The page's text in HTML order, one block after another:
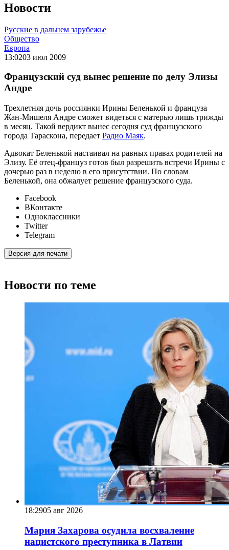
Новости
Русские в дальнем зарубежье
Общество
Европа
13:0203 июл 2009
Французский суд вынес решение по делу Элизы
Андре
Трехлетняя дочь россиянки Ирины Беленькой и француза
Жан-Мишеля Андре сможет видеться с матерью лишь трижды
в месяц. Такой вердикт вынес сегодня суд французского
города Тараскона, передает Радио Маяк.
Адвокат Беленькой настаивал на равных правах родителей на
Элизу. Её отец-француз готов был разрешить встречи Ирины с
дочерью раз в неделю в его присутствии. По словам
Беленькой, она обжалует решение французского суда.
Facebook
ВКонтакте
Одноклассники
Twitter
Telegram
Версия для печати
Новости по теме
18:2905 авг 2026
Мария Захарова осудила восхваление
нацистского преступника в Латвии